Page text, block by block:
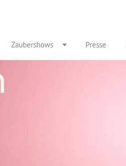
Zaubershows Presse